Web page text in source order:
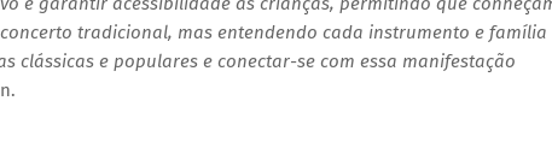
tradicional, mas entendendo cada instrumento e família
clássicas e populares e conectar-se com essa manifestação